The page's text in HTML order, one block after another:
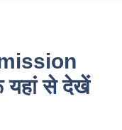
यहां से देखें